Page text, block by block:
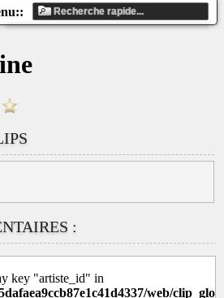
key "artiste_id" in
web/
: